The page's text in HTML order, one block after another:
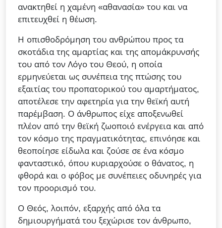
ανακτηθεί η χαμένη «αθανασία» του και να
επιτευχθεί η θέωση.
Η οπισθοδρόμηση του ανθρώπου προς τα
σκοτάδια της αμαρτίας και της απομάκρυνσής
του από τον Λόγο του Θεού, η οποία
ερμηνεύεται ως συνέπεια της πτώσης του
εξαιτίας του προπατορικού του αμαρτήματος,
αποτέλεσε την αφετηρία για την θεϊκή αυτή
παρέμβαση. Ο άνθρωπος είχε αποξενωθεί
πλέον από την θεϊκή ζωοποιό ενέργεια και από
τον κόσμο της πραγματικότητας, επινόησε και
θεοποίησε είδωλα και ζούσε σε ένα κόσμο
φανταστικό, όπου κυριαρχούσε ο θάνατος, η
φθορά και ο φόβος με συνέπειες οδυνηρές για
τον προορισμό του.
Ο Θεός, λοιπόν, εξαρχής από όλα τα
δημιουργήματά του ξεχώρισε τον άνθρωπο,